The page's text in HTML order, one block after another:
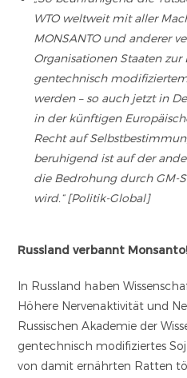
WTO weltweit mit aller
MONSANTO und anderer
Organisationen Staaten
gentechnisch
werden – so auch jetzt in
in der künftigen
Recht auf
beruhigend ist auf der
die Bedrohung durch GM-
wird.“ [Politik-Global]
Russland verbannt
In Russland haben
Höhere Nervenaktivität und
Russischen Akademie der
gentechnisch modifiziertes
von damit ernährten Ratten